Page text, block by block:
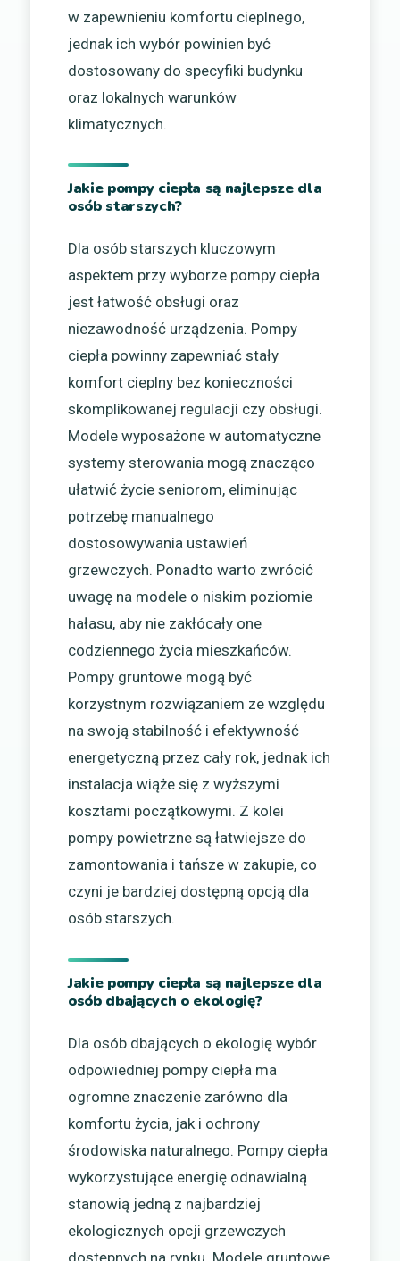
w zapewnieniu komfortu cieplnego,
jednak ich wybór powinien być
dostosowany do specyfiki budynku
oraz lokalnych warunków
klimatycznych.
Jakie pompy ciepła są najlepsze dla
osób starszych?
Dla osób starszych kluczowym
aspektem przy wyborze pompy ciepła
jest łatwość obsługi oraz
niezawodność urządzenia. Pompy
ciepła powinny zapewniać stały
komfort cieplny bez konieczności
skomplikowanej regulacji czy obsługi.
Modele wyposażone w automatyczne
systemy sterowania mogą znacząco
ułatwić życie seniorom, eliminując
potrzebę manualnego
dostosowywania ustawień
grzewczych. Ponadto warto zwrócić
uwagę na modele o niskim poziomie
hałasu, aby nie zakłócały one
codziennego życia mieszkańców.
Pompy gruntowe mogą być
korzystnym rozwiązaniem ze względu
na swoją stabilność i efektywność
energetyczną przez cały rok, jednak ich
instalacja wiąże się z wyższymi
kosztami początkowymi. Z kolei
pompy powietrzne są łatwiejsze do
zamontowania i tańsze w zakupie, co
czyni je bardziej dostępną opcją dla
osób starszych.
Jakie pompy ciepła są najlepsze dla
osób dbających o ekologię?
Dla osób dbających o ekologię wybór
odpowiedniej pompy ciepła ma
ogromne znaczenie zarówno dla
komfortu życia, jak i ochrony
środowiska naturalnego. Pompy ciepła
wykorzystujące energię odnawialną
stanowią jedną z najbardziej
ekologicznych opcji grzewczych
dostępnych na rynku. Modele gruntowe